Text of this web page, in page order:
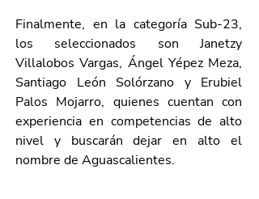
Finalmente, en la categoría Sub-23,
los seleccionados son Janetzy
Villalobos Vargas, Ángel Yépez Meza,
Santiago León Solórzano y Erubiel
Palos Mojarro, quienes cuentan con
experiencia en competencias de alto
nivel y buscarán dejar en alto el
nombre de Aguascalientes.